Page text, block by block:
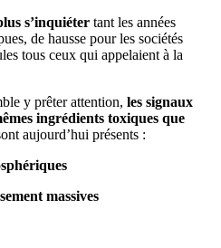
s’inquiéter tant les années
de hausse pour les sociétés
tous ceux qui appelaient à la
y prêter attention, les signaux
ingrédients toxiques que
aujourd’hui présents :
massives